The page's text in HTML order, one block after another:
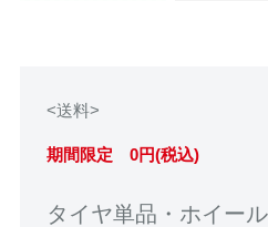
<送料>
期間限定 0円(税込)
タイヤ単品・ホイー